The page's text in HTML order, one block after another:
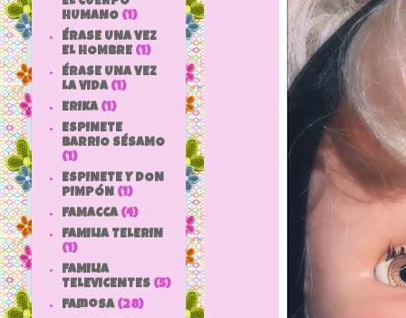
HUMANO (1)
ÉRASE UNA VEZ
EL HOMBRE (1)
ÉRASE UNA VEZ
LA VIDA (1)
ERIKA (1)
ESPINETE
BARRIO SÉSAMO
(1)
ESPINETE Y DON
PIMPÓN (1)
FAMACCA (4)
FAMILIA TELERIN
(1)
FAMILIA
TELEVICENTES (5)
Famosa (28)